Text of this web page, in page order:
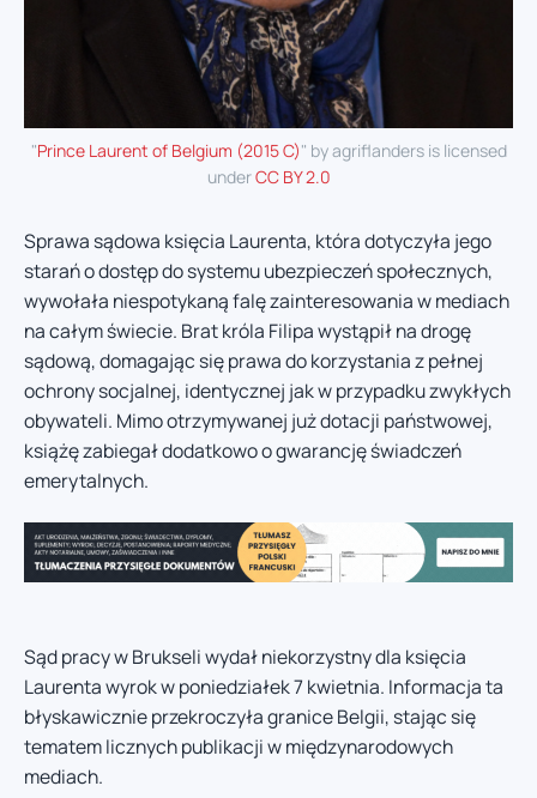
"Prince Laurent of Belgium (2015 C)" by agriflanders is licensed
underCC BY 2.0
Sprawa sądowa księcia Laurenta, która dotyczyła jego
starań o dostęp do systemu ubezpieczeń społecznych,
wywołała niespotykaną falę zainteresowania w mediach
na całym świecie. Brat króla Filipa wystąpił na drogę
sądową, domagając się prawa do korzystania z pełnej
ochrony socjalnej, identycznej jak w przypadku zwykłych
obywateli. Mimo otrzymywanej już dotacji państwowej,
książę zabiegał dodatkowo o gwarancję świadczeń
emerytalnych.
Sąd pracy w Brukseli wydał niekorzystny dla księcia
Laurenta wyrok w poniedziałek 7 kwietnia. Informacja ta
błyskawicznie przekroczyła granice Belgii, stając się
tematem licznych publikacji w międzynarodowych
mediach.